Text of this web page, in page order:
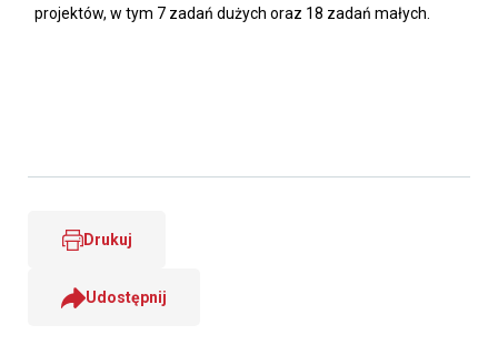
projektów, w tym 7 zadań dużych oraz 18 zadań małych.
Drukuj
Udostępnij